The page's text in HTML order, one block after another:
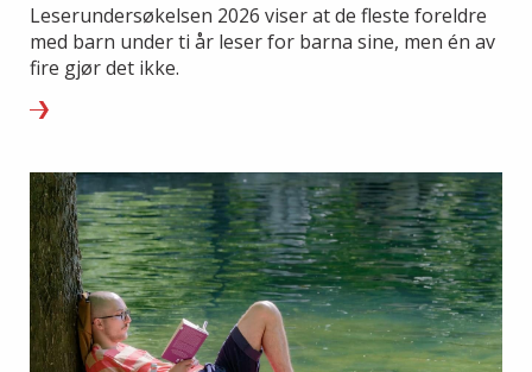
Leserundersøkelsen 2026 viser at de fleste foreldre
med barn under ti år leser for barna sine, men én av
fire gjør det ikke.